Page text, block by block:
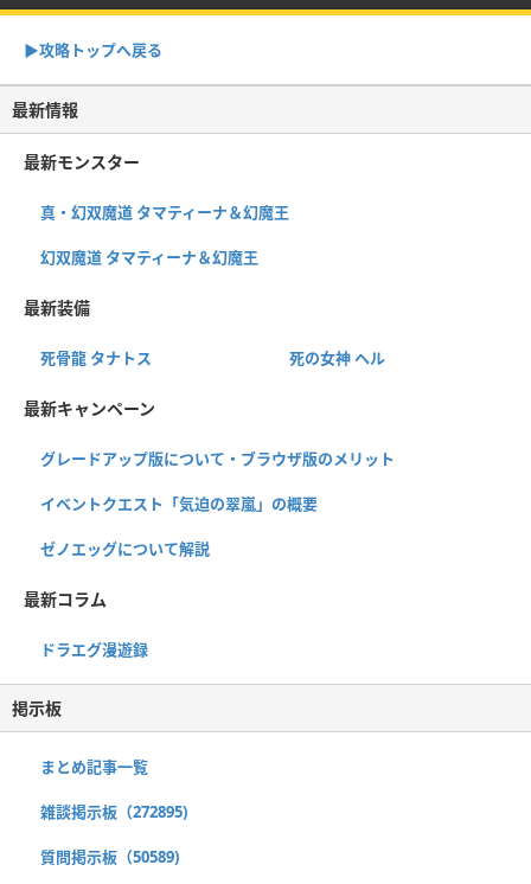
▶︎攻略トップへ戻る
最新情報
最新モンスター
真・幻双魔道 タマティーナ＆幻魔王
幻双魔道 タマティーナ＆幻魔王
最新装備
死骨龍 タナトス 死の女神 ヘル
最新キャンペーン
グレードアップ版について・ブラウザ版のメリット
イベントクエスト「気迫の翠嵐」の概要
ゼノエッグについて解説
最新コラム
ドラエグ漫遊録
掲示板
まとめ記事一覧
雑談掲示板（272895)
質問掲示板（50589)